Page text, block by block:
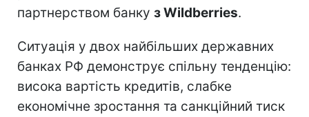
партнерством банку з Wildberries.
Ситуація у двох найбільших державних
банках РФ демонструє спільну тенденцію:
висока вартість кредитів, слабке
економічне зростання та санкційний тиск